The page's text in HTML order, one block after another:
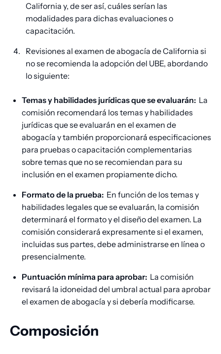
California y, de ser así, cuáles serían las
modalidades para dichas evaluaciones o
capacitación.
Revisiones al examen de abogacía de California si
no se recomienda la adopción del UBE, abordando
lo siguiente:
Temas y habilidades jurídicas que se evaluarán: La
comisión recomendará los temas y habilidades
jurídicas que se evaluarán en el examen de
abogacía y también proporcionará especificaciones
para pruebas o capacitación complementarias
sobre temas que no se recomiendan para su
inclusión en el examen propiamente dicho.
Formato de la prueba: En función de los temas y
habilidades legales que se evaluarán, la comisión
determinará el formato y el diseño del examen. La
comisión considerará expresamente si el examen,
incluidas sus partes, debe administrarse en línea o
presencialmente.
Puntuación mínima para aprobar: La comisión
revisará la idoneidad del umbral actual para aprobar
el examen de abogacía y si debería modificarse.
Composición